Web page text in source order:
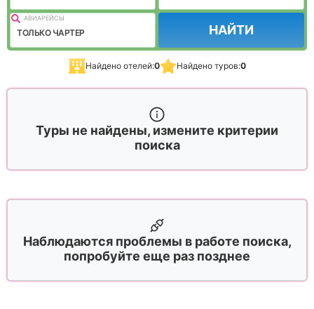
АВИАРЕЙСЫ
ТОЛЬКО ЧАРТЕР НАЙТИ
Найдено отелей:0 Найдено туров:0
Туры не найдены, измените критерии
поиска
Наблюдаются проблемы в работе поиска,
попробуйте еще раз позднее